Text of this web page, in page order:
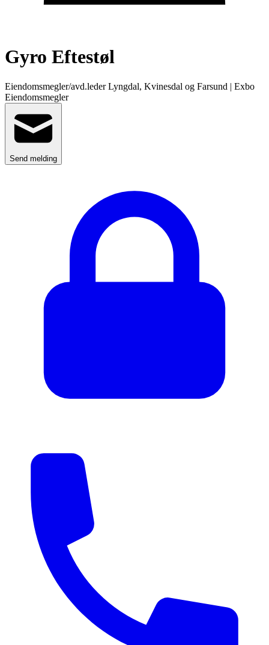
Gyro Eftestøl
Eiendomsmegler/avd.leder Lyngdal, Kvinesdal og Farsund | Exbo
Eiendomsmegler
Send melding